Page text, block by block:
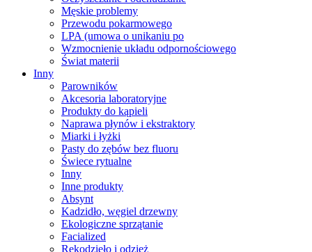
Męskie problemy
Przewodu pokarmowego
LPA (umowa o unikaniu po
Wzmocnienie układu odpornościowego
Świat materii
Inny
Parowników
Akcesoria laboratoryjne
Produkty do kąpieli
Naprawa płynów i ekstraktory
Miarki i łyżki
Pasty do zębów bez fluoru
Świece rytualne
Inny
Inne produkty
Absynt
Kadzidło, węgiel drzewny
Ekologiczne sprzątanie
Facialized
Rękodzieło i odzież